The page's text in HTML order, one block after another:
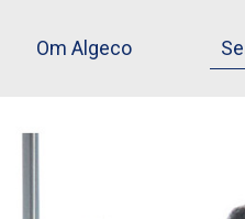
Om Algeco